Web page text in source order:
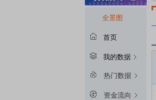
全景图
首页
我的数据
热门数据
资金流向